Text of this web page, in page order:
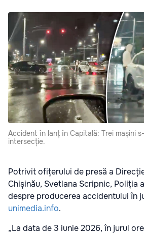
Accident în lanț în Capitală: Trei mașini
intersecție.
Potrivit ofițerului de presă a
Chișinău, Svetlana Scripnic, Poliția
despre producerea accidentului în
unimedia.info.
„La data de 3 iunie 2026, în jurul